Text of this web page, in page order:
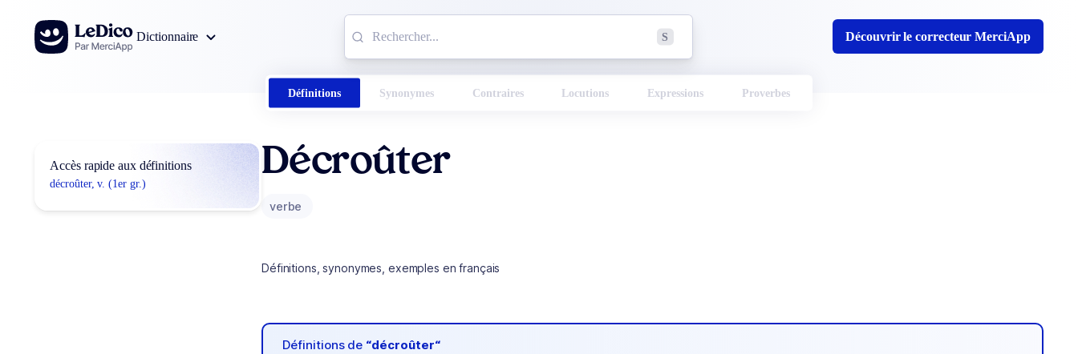
Aller au contenu
Dictionnaire
S Découvrir le correcteur MerciApp
Définitions Synonymes Contraires Locutions Expressions Proverbes
Accès rapide aux définitions
décroûter, v. (1er gr.)
Décroûter
verbe
Définitions, synonymes, exemples en français
Définitions de “décroûter“